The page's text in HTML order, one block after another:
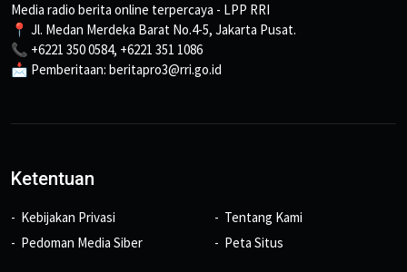
Media radio berita online terpercaya - LPP RRI
📍 Jl. Medan Merdeka Barat No.4-5, Jakarta Pusat.
📞 +6221 350 0584, +6221 351 1086
📩 Pemberitaan: beritapro3@rri.go.id
Ketentuan
Kebijakan Privasi
Pedoman Media Siber
Tentang Kami
Peta Situs